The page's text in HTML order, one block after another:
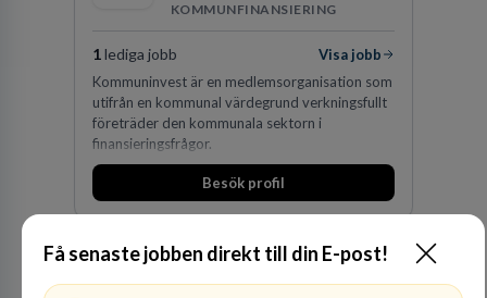
Få senaste jobben direkt till din E-post!
KOMMUNFINANSIERING
1lediga jobb
Visa jobb
Kommuninvest är en medlemsorganisation som
utifrån en kommunal värdegrund verkningsfullt
företräder den kommunala sektorn i
finansieringsfrågor.
Besök profil